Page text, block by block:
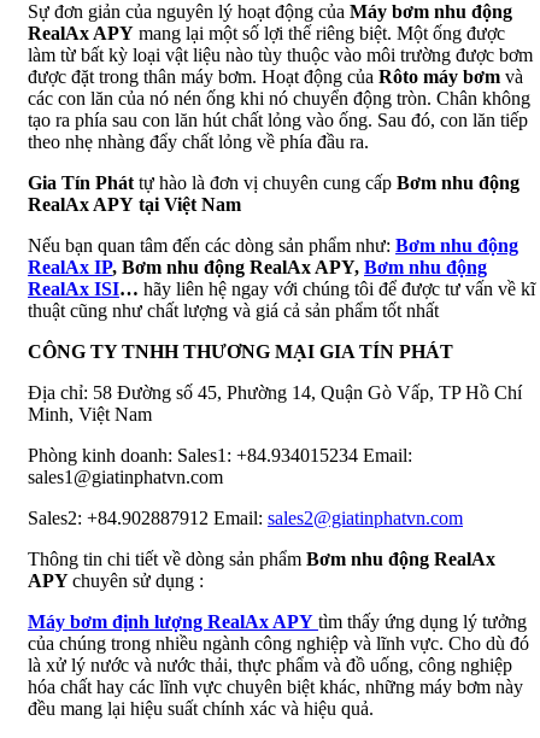
Sự đơn giản của nguyên lý hoạt động của Máy bơm nhu động
RealAx APY mang lại một số lợi thế riêng biệt. Một ống được
làm từ bất kỳ loại vật liệu nào tùy thuộc vào môi trường được bơm
được đặt trong thân máy bơm. Hoạt động của Rôto máy bơm và
các con lăn của nó nén ống khi nó chuyển động tròn. Chân không
tạo ra phía sau con lăn hút chất lỏng vào ống. Sau đó, con lăn tiếp
theo nhẹ nhàng đẩy chất lỏng về phía đầu ra.
Gia Tín Phát tự hào là đơn vị chuyên cung cấp Bơm nhu động
RealAx APY tại Việt Nam
Nếu bạn quan tâm đến các dòng sản phẩm như: Bơm nhu động
RealAx IP, Bơm nhu động RealAx APY, Bơm nhu động
RealAx ISI… hãy liên hệ ngay với chúng tôi để được tư vấn về kĩ
thuật cũng như chất lượng và giá cả sản phẩm tốt nhất
CÔNG TY TNHH THƯƠNG MẠI GIA TÍN PHÁT
Địa chỉ: 58 Đường số 45, Phường 14, Quận Gò Vấp, TP Hồ Chí
Minh, Việt Nam
Phòng kinh doanh: Sales1: +84.934015234 Email:
sales1@giatinphatvn.com
Sales2: +84.902887912 Email: sales2@giatinphatvn.com
Thông tin chi tiết về dòng sản phẩm Bơm nhu động RealAx
APYchuyên sử dụng :
Máy bơm định lượng RealAx APY tìm thấy ứng dụng lý tưởng
của chúng trong nhiều ngành công nghiệp và lĩnh vực. Cho dù đó
là xử lý nước và nước thải, thực phẩm và đồ uống, công nghiệp
hóa chất hay các lĩnh vực chuyên biệt khác, những máy bơm này
đều mang lại hiệu suất chính xác và hiệu quả.